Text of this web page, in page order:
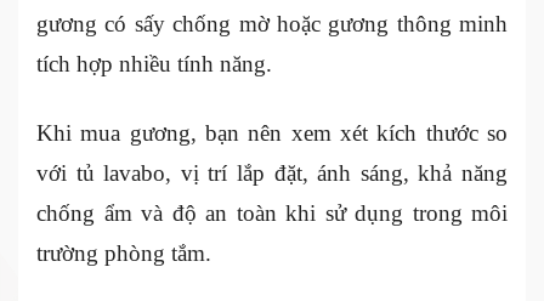
gương có sấy chống mờ hoặc gương thông minh
tích hợp nhiều tính năng.
Khi mua gương, bạn nên xem xét kích thước so
với tủ lavabo, vị trí lắp đặt, ánh sáng, khả năng
chống ẩm và độ an toàn khi sử dụng trong môi
trường phòng tắm.